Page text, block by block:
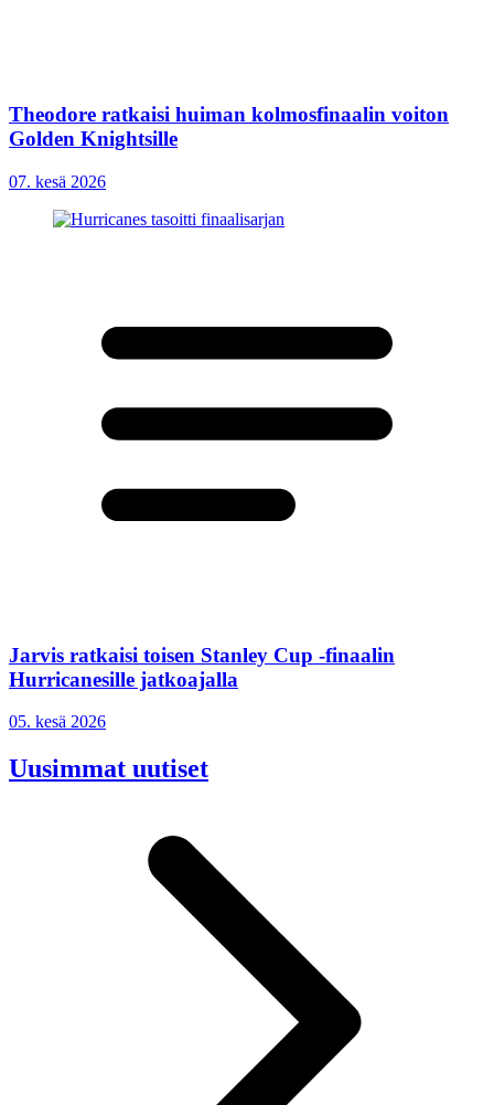
Theodore ratkaisi huiman kolmosfinaalin voiton
Golden Knightsille
07. kesä 2026
Jarvis ratkaisi toisen Stanley Cup -finaalin
Hurricanesille jatkoajalla
05. kesä 2026
Uusimmat uutiset